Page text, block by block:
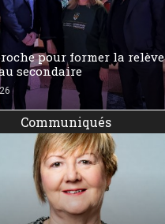
pour former la relève
secondaire
Communiqués